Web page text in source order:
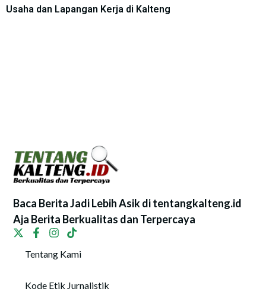
Usaha dan Lapangan Kerja di Kalteng
Baca Berita Jadi Lebih Asik di tentangkalteng.id
Aja Berita Berkualitas dan Terpercaya
Tentang Kami
Kode Etik Jurnalistik